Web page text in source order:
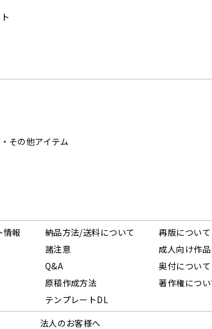
その他アイテム
情報
納品方法/送料について
諸注意
Q&A
原稿作成方法
テンプレートDL
再版について
成人向け作
奥付について
著作権につい
法人のお客様へ